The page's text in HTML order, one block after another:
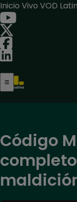
Inicio Vivo VOD
Código
completo